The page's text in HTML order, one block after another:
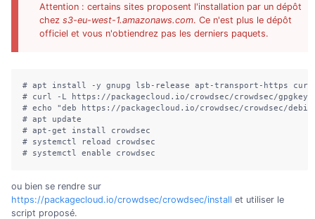
Attention : certains sites proposent l'installation par un dépôt
chez s3-eu-west-1.amazonaws.com. Ce n'est plus le dépôt
officiel et vous n'obtiendrez pas les derniers paquets.
# apt install -y gnupg lsb-release apt-transport-https
# curl -L https://packagecloud.io/crowdsec/crowdsec/
# echo "deb https://packagecloud.io/crowdsec/crowdsec/
# apt update
# apt-get install crowdsec
# systemctl reload crowdsec
# systemctl enable crowdsec
ou bien se rendre sur
https://packagecloud.io/crowdsec/crowdsec/install et utiliser le
script proposé.